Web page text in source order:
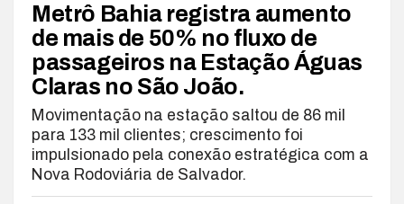
Metrô Bahia registra aumento
de mais de 50% no fluxo de
passageiros na Estação Águas
Claras no São João.
Movimentação na estação saltou de 86 mil
para 133 mil clientes; crescimento foi
impulsionado pela conexão estratégica com a
Nova Rodoviária de Salvador.